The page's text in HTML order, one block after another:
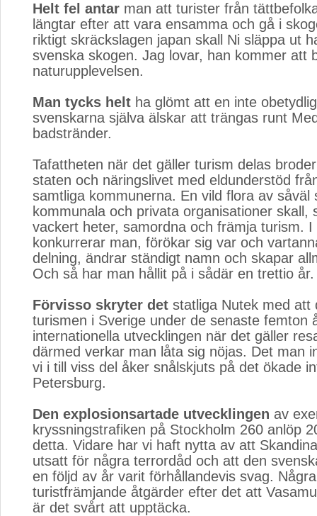
Helt fel antar man att turister från
längtar efter att vara ensamma och gå i
riktigt skräckslagen japan skall Ni släppa ut
svenska skogen. Jag lovar, han kommer att
naturupplevelsen.
Man tycks helt ha glömt att en inte
svenskarna själva älskar att trängas runt
badstränder.
Tafattheten när det gäller turism delas
staten och näringslivet med eldunderstöd
samtliga kommunerna. En vild flora av såväl
kommunala och privata organisationer skall,
vackert heter, samordna och främja turism. I
konkurrerar man, förökar sig var och
delning, ändrar ständigt namn och skapar
Och så har man hållit på i sådär en trettio år.
Förvisso skryter det statliga Nutek med att
turismen i Sverige under de senaste femton
internationella utvecklingen när det gäller
därmed verkar man låta sig nöjas. Det man
vi i till viss del åker snålskjuts på det ökade
Petersburg.
Den explosionsartade utvecklingen av
kryssningstrafiken på Stockholm 260 anlöp
detta. Vidare har vi haft nytta av att
utsatt för några terrordåd och att den
en följd av år varit förhållandevis svag.
turistfrämjande åtgärder efter det att
är det svårt att upptäcka.